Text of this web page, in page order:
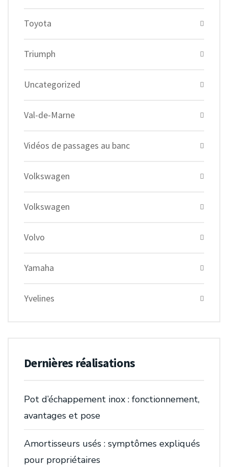
Toyota
Triumph
Uncategorized
Val-de-Marne
Vidéos de passages au banc
Volkswagen
Volkswagen
Volvo
Yamaha
Yvelines
Dernières réalisations
Pot d’échappement inox : fonctionnement,
avantages et pose
Amortisseurs usés : symptômes expliqués
pour propriétaires